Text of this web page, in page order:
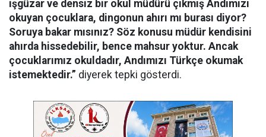
işgüzar ve densiz bir okul müdürü çıkmış Andımızı
okuyan çocuklara, dingonun ahırı mı burası diyor?
Soruya bakar mısınız? Söz konusu müdür kendisini
ahırda hissedebilir, bence mahsur yoktur. Ancak
çocuklarımız okuldadır, Andımızı Türkçe okumak
istemektedir.” diyerek tepki gösterdi.